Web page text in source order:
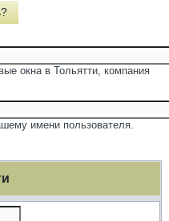
окна в Тольятти, компания
имени пользователя.